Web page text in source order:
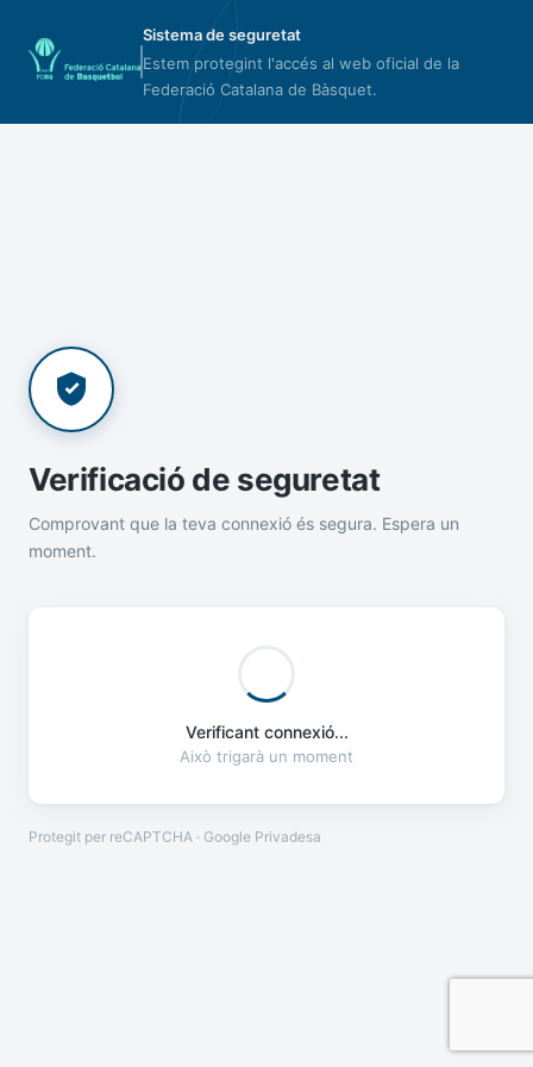
Sistema de seguretat
Estem protegint l'accés al web oficial de la
Federació Catalana de Bàsquet.
Verificació de seguretat
Comprovant que la teva connexió és segura. Espera un
moment.
Verificant connexió...
Això trigarà un moment
Protegit per reCAPTCHA · Google Privadesa